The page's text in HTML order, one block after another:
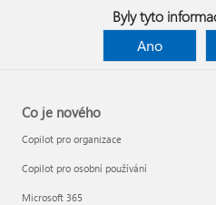
Byly tyto
Ano
Co je nového
Copilot pro organizace
Copilot pro osobní používání
Microsoft 365